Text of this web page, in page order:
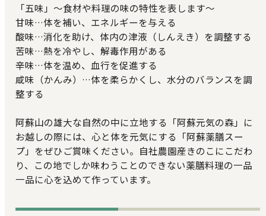
「五味」～食材や料理の味の特性を表します～
甘味…体を補い、エネルギーを与える
酸味…消化を助け、体内の津液（しんえき）を調整する
苦味…熱を冷やし、解毒作用がある
辛味…体を温め、血行を促進する
咸味（かんみ）…体を柔らかくし、水分のバランスを調
整する
阿蘇山の雄大な自然の中に立地する「阿蘇元気の森」に
お越しの際には、心と体を元気にする「阿蘇薬膳スー
プ」をぜひご賞味ください。自社農園産きのこにこだわ
り、この地でしか味わうことのできない薬膳料理の一品
一品に心を込めて作っています。